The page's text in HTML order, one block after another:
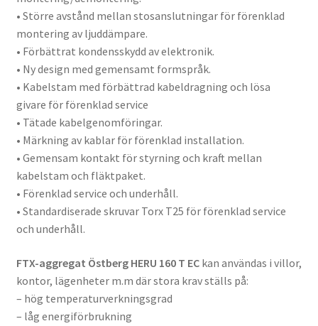
• Större avstånd mellan stosanslutningar för förenklad
montering av ljuddämpare.
• Förbättrat kondensskydd av elektronik.
• Ny design med gemensamt formspråk.
• Kabelstam med förbättrad kabeldragning och lösa
givare för förenklad service
• Tätade kabelgenomföringar.
• Märkning av kablar för förenklad installation.
• Gemensam kontakt för styrning och kraft mellan
kabelstam och fläktpaket.
• Förenklad service och underhåll.
• Standardiserade skruvar Torx T25 för förenklad service
och underhåll.
FTX-aggregat Östberg HERU 160 T ECkan användas i villor,
kontor, lägenheter m.m där stora krav ställs på:
– hög temperaturverkningsgrad
– låg energiförbrukning